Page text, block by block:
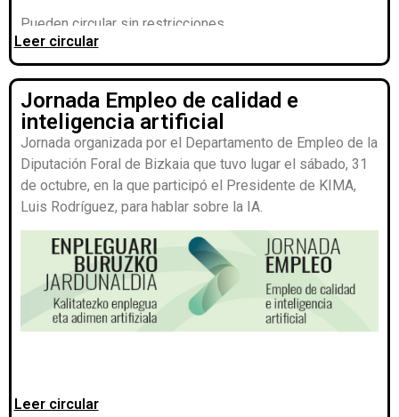
Leer circular
Pueden circular sin restricciones
Jornada Empleo de calidad e
inteligencia artificial
Leer circular
Jornada organizada por el Departamento de Empleo de la
Diputación Foral de Bizkaia que tuvo lugar el sábado, 31
de octubre, en la que participó el Presidente de KIMA,
Luis Rodríguez, para hablar sobre la IA.